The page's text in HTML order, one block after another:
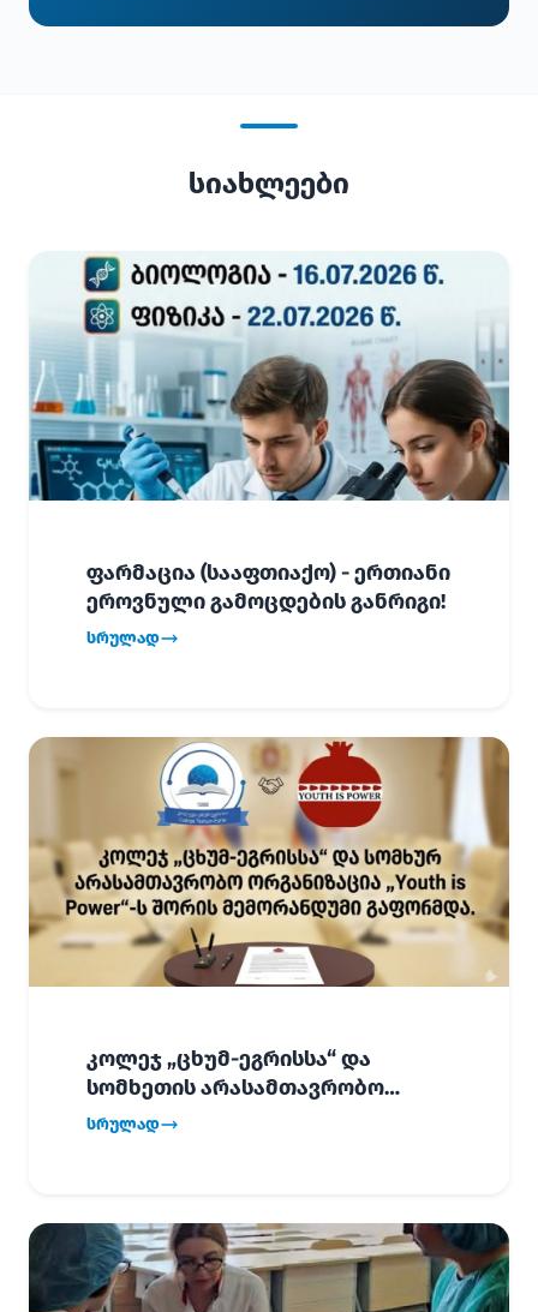
სიახლეები
ფარმაცია (სააფთიაქო) - ერთიანი
ეროვნული გამოცდების განრიგი!
სრულად
კოლეჯ „ცხუმ-ეგრისსა“ და
სომხეთის არასამთავრობო
ორგანიზაცია „Youth is Power“-ს
სრულად